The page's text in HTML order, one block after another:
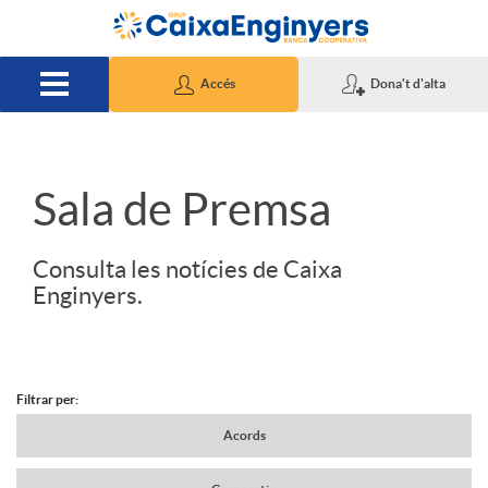
Salta al contingut principal
Accés Dona't d'alta
S
d
Sala de Premsa
Consulta les notícies de Caixa
Enginyers.
N
Filtrar per:
Acords